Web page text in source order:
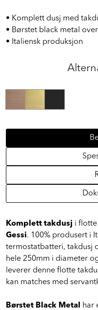
• Komplett dusj med
• Børstet black metal
• Italiensk produksjon
Komplett takdusj i
Gessi. 100% produsert i
termostatbatteri, takdusj
hele 250mm i diameter
leverer denne flotte
kan matches med
Børstet Black Metal
har